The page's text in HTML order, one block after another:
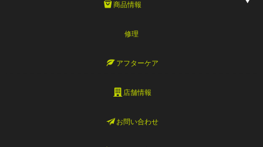
商品情報
修理
アフターケア
店舗情報
お問い合わせ